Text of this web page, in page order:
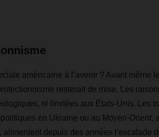
américaine à l’avenir ? Avant même
resterait de mise. Les
ni limitées aux États-Unis. Les
en Ukraine ou au Moyen-Orient,
depuis des années l’escalade